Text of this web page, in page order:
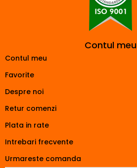
Contul meu
Contul meu
Favorite
Despre noi
Retur comenzi
Plata in rate
Intrebari frecvente
Urmareste comanda